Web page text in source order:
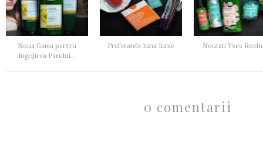
Noua Gama pentru
Ingrijirea Parului...
Preferatele lunii Iunie Noutati Yves
0 comentarii